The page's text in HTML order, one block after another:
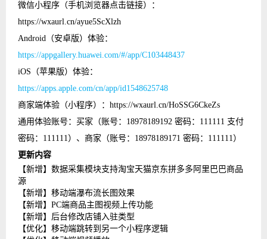
微信小程序（手机浏览器点击链接）：
https://wxaurl.cn/ayue5ScXlzh
Android（安卓版）体验：
https://appgallery.huawei.com/#/app/C103448437
iOS（苹果版）体验：
https://apps.apple.com/cn/app/id1548625748
商家端体验（小程序）：https://wxaurl.cn/HoSSG6CkeZs
通用体验账号：买家（账号：18978189192 密码：111111 支付
密码：111111）、商家（账号：18978189171 密码：111111）
更新内容
【新增】数据采集模块支持淘宝天猫京东拼多多阿里巴巴商品
源
【新增】移动端瀑布流长图效果
【新增】PC端商品主图视频上传功能
【新增】后台修改店铺入驻类型
【优化】移动端跳转到另一个小程序逻辑